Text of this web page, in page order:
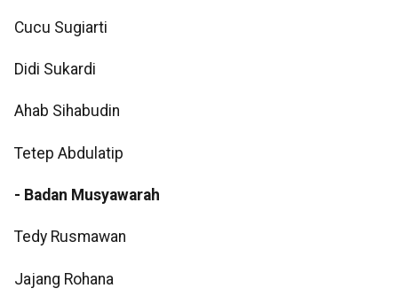
Cucu Sugiarti
Didi Sukardi
Ahab Sihabudin
Tetep Abdulatip
- Badan Musyawarah
Tedy Rusmawan
Jajang Rohana